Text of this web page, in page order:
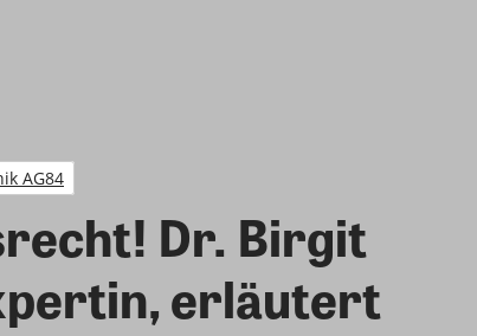
AG84
Dr. Birgit
erläutert